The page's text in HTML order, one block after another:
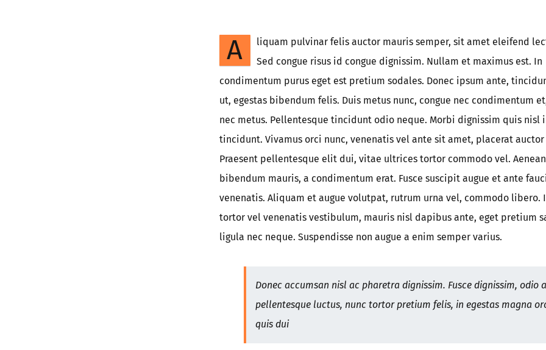
A
liquam pulvinar felis auctor mauris semper, sit amet eleifend
Sed congue risus id congue dignissim. Nullam et maximus est. In
condimentum purus eget est pretium sodales. Donec ipsum ante,
ut, egestas bibendum felis. Duis metus nunc, congue nec condimentum
nec metus. Pellentesque tincidunt odio neque. Morbi dignissim quis nisl
tincidunt. Vivamus orci nunc, venenatis vel ante sit amet, placerat auctor
Praesent pellentesque elit dui, vitae ultrices tortor commodo vel.
bibendum mauris, a condimentum erat. Fusce suscipit augue et ante
venenatis. Aliquam et augue volutpat, rutrum urna vel, commodo libero.
tortor vel venenatis vestibulum, mauris nisl dapibus ante, eget pretium
ligula nec neque. Suspendisse non augue a enim semper varius.
Donec accumsan nisl ac pharetra dignissim. Fusce dignissim, odio a
pellentesque luctus, nunc tortor pretium felis, in egestas magna
quis dui